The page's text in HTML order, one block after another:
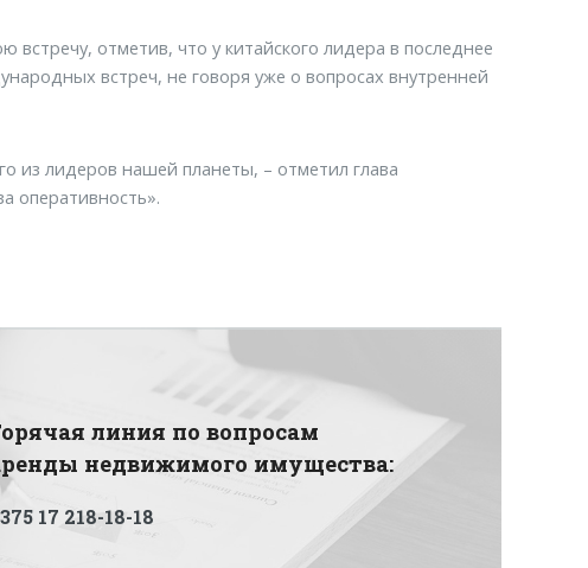
отметив, что у китайского лидера в последнее
встреч, не говоря уже о вопросах внутренней
из лидеров нашей планеты, – отметил глава
оперативность».
линия по вопросам
недвижимого имущества:
17 218-18-18